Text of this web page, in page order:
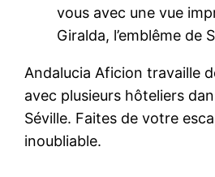
vous avec une vue
Giralda, l’emblême de
Andalucia Aficion travaille
avec plusieurs hôteliers
Séville. Faites de votre
inoubliable.